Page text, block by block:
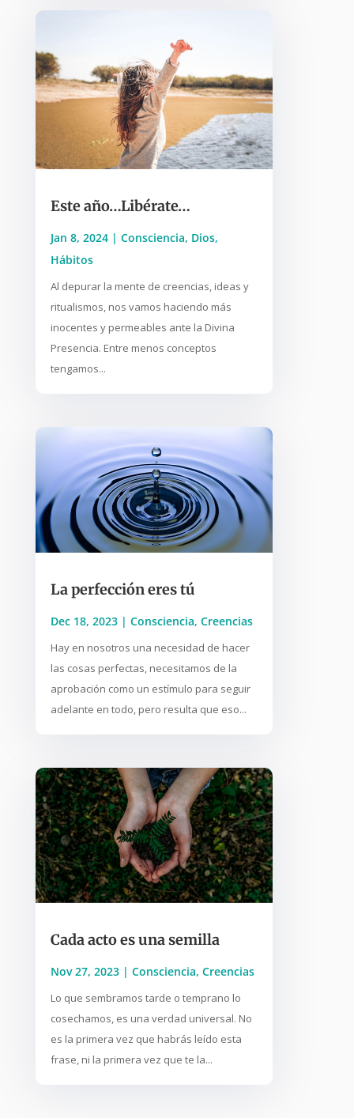
Este año…Libérate…
Jan 8, 2024| Consciencia, Dios,
Hábitos
Al depurar la mente de creencias, ideas y
ritualismos, nos vamos haciendo más
inocentes y permeables ante la Divina
Presencia. Entre menos conceptos
tengamos...
La perfección eres tú
Dec 18, 2023| Consciencia, Creencias
Hay en nosotros una necesidad de hacer
las cosas perfectas, necesitamos de la
aprobación como un estímulo para seguir
adelante en todo, pero resulta que eso...
Cada acto es una semilla
Nov 27, 2023| Consciencia, Creencias
Lo que sembramos tarde o temprano lo
cosechamos, es una verdad universal. No
es la primera vez que habrás leído esta
frase, ni la primera vez que te la...